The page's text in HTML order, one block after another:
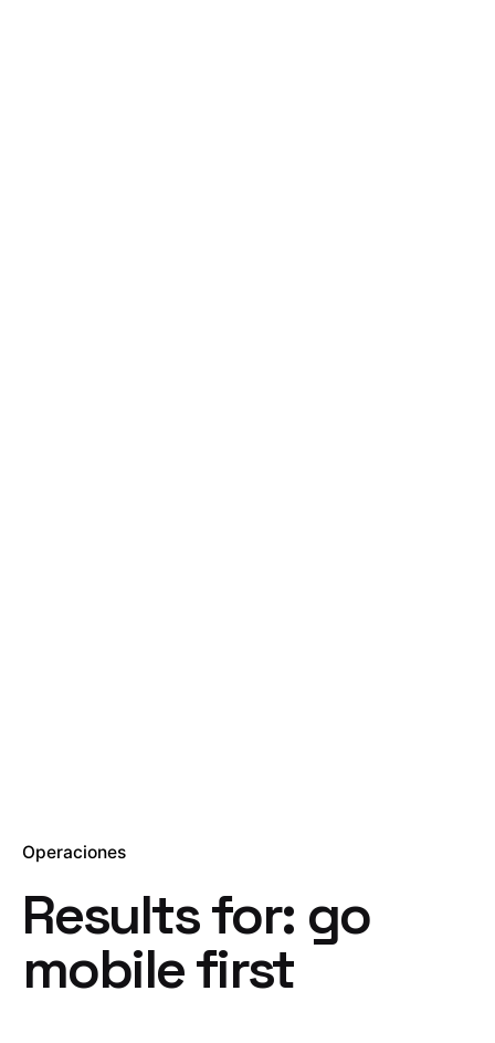
Operaciones
Results for: go
mobile first